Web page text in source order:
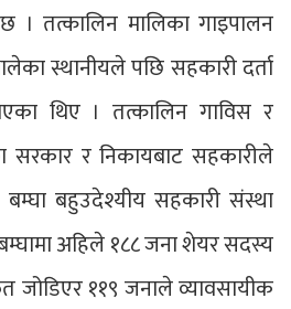
। तत्कालिन मालिका गाइपालन
स्थानीयले पछि सहकारी दर्ता
थिए । तत्कालिन गाविस र
र निकायबाट सहकारीले
बहुउदेश्यीय सहकारी संस्था
अहिले १८८ जना शेयर सदस्य
जोडिएर ११९ जनाले व्यावसायीक